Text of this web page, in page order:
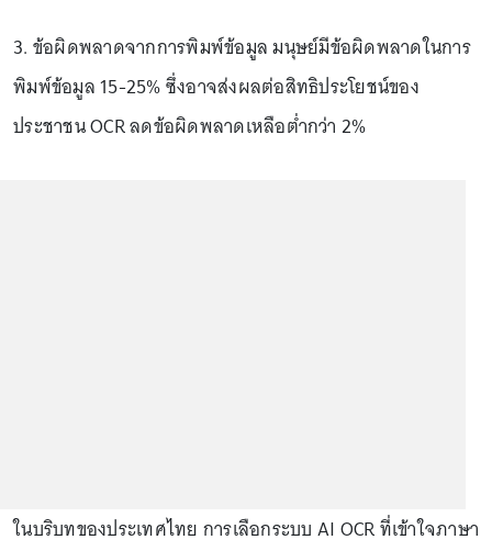
3. ข้อผิดพลาดจากการพิมพ์ข้อมูล มนุษย์มีข้อผิดพลาดในการ
พิมพ์ข้อมูล 15-25% ซึ่งอาจส่งผลต่อสิทธิประโยชน์ของ
ประชาชน OCR ลดข้อผิดพลาดเหลือต่ำกว่า 2%
ในบริบทของประเทศไทย การเลือกระบบ AI OCR ที่เข้าใจภาษา